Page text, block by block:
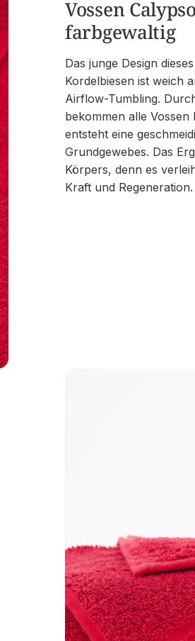
Vossen
farbgewaltig
Das junge Design
Kordelbiesen ist weich
Airflow-Tumbling.
bekommen alle
entsteht eine
Grundgewebes. Das
Körpers, denn es
Kraft und Regeneration.